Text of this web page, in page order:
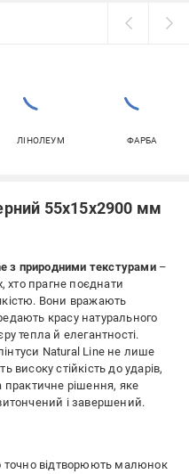
ЛІНОЛЕУМ ФАРБА
55х15х2900 мм
з природними текстурами–
хто прагне поєднати
Вони вражають
красу натурального
тепла й елегантності.
Natural Line не лише
стійкість до ударів,
рішення, яке
і завершений.
точно відтворюють малюнок